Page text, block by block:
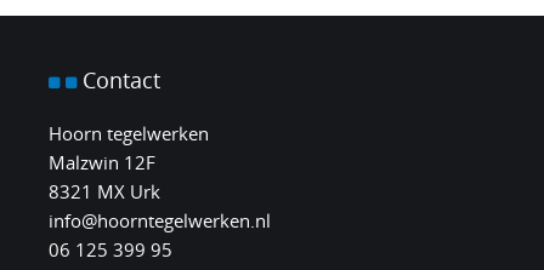
Contact
Hoorn tegelwerken
Malzwin 12F
8321 MX Urk
info@hoorntegelwerken.nl
06 125 399 95